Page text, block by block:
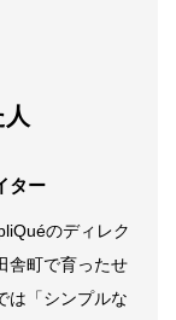
ター
のディレク
舎町で育ったせ
は「シンプルな